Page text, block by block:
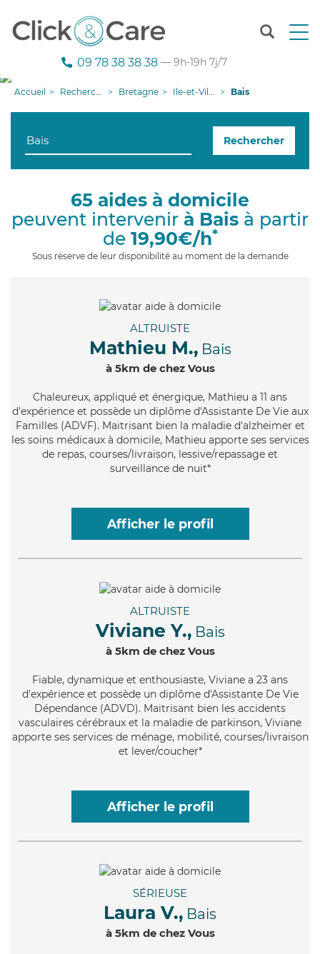
T
n
g
i
09 78 38 38 38 — 9h-19h 7j/7
Accueil Recherche aide à domicile Bretagne Ile-et-Vilaine Bais
Rechercher
65 aides à domicile
peuvent intervenir à Bais à partir
de 19,90€/h*
Sous réserve de leur disponibilité au moment de la demande
ALTRUISTE
Mathieu M., Bais
à 5km de chez Vous
Chaleureux, appliqué et énergique, Mathieu a 11 ans
d'expérience et possède un diplôme d'Assistante De Vie aux
Familles (ADVF). Maitrisant bien la maladie d'alzheimer et
les soins médicaux à domicile, Mathieu apporte ses services
de repas, courses/livraison, lessive/repassage et
surveillance de nuit*
Afficher le profil
ALTRUISTE
Viviane Y., Bais
à 5km de chez Vous
Fiable, dynamique et enthousiaste, Viviane a 23 ans
d'expérience et possède un diplôme d'Assistante De Vie
Dépendance (ADVD). Maitrisant bien les accidents
vasculaires cérébraux et la maladie de parkinson, Viviane
apporte ses services de ménage, mobilité, courses/livraison
et lever/coucher*
Afficher le profil
SÉRIEUSE
Laura V., Bais
à 5km de chez Vous